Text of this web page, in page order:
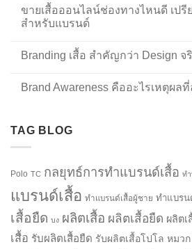
ขายเสื้อออนไลน์ช่องทางไหนดี เป
สำหรับแบรนด์
Branding เสื้อ สำคัญกว่า Design จ
Brand Awareness คืออะไรเหตุผล
TAG BLOG
Polo TC กลยุทธ์การทำแบรนด์เสื้อ ท
แบรนด์เสื้อ ทำแบรนด์เสื้อผู้ชาย ทำแบรน
เสื้อยืด บง ผลิตเสื้อ ผลิตเสื้อยืด ผลิตเ
เสื้อ รับผลิตเสื้อยืด รับผลิตเสื้อโปโล หมวก